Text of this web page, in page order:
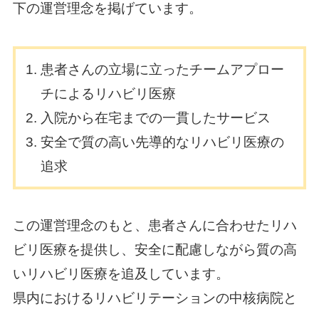
下の運営理念を掲げています。
患者さんの立場に立ったチームアプロー
チによるリハビリ医療
入院から在宅までの一貫したサービス
安全で質の高い先導的なリハビリ医療の
追求
この運営理念のもと、患者さんに合わせたリハ
ビリ医療を提供し、安全に配慮しながら質の高
いリハビリ医療を追及しています。
県内におけるリハビリテーションの中核病院と